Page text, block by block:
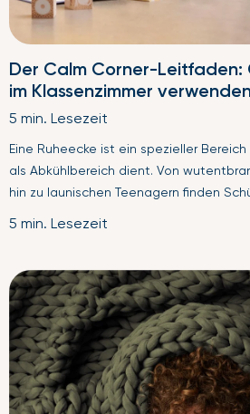
Der Calm Corner-Leitfaden:
im Klassenzimmer
5 min. Lesezeit
Eine Ruheecke ist ein spezieller
als Abkühlbereich dient. Von
hin zu launischen Teenagern finden
5 min. Lesezeit